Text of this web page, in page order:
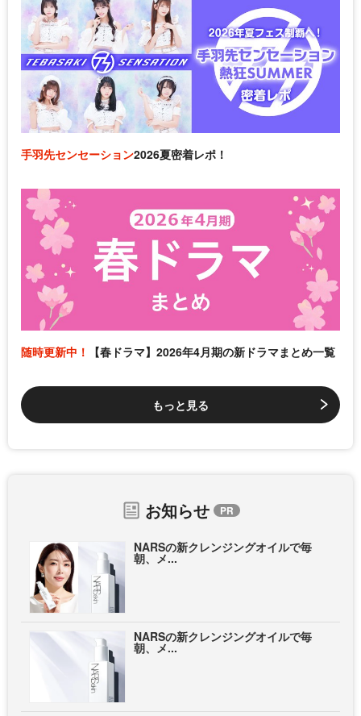
手羽先センセーション2026夏密着レポ！
随時更新中！ 【春ドラマ】2026年4月期の新ドラマまとめ一覧
もっと見る
お知らせ
NARSの新クレンジングオイルで毎
朝、メ...
NARSの新クレンジングオイルで毎
朝、メ...